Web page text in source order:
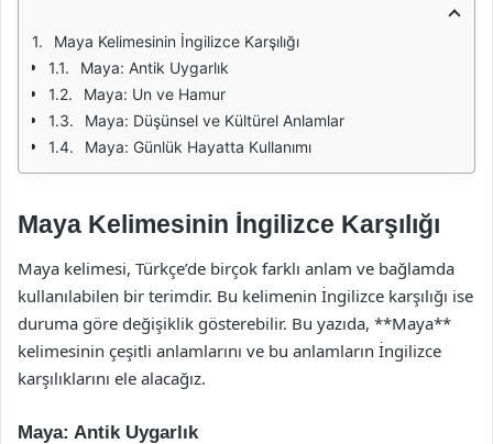
Maya Kelimesinin İngilizce Karşılığı
Maya: Antik Uygarlık
Maya: Un ve Hamur
Maya: Düşünsel ve Kültürel Anlamlar
Maya: Günlük Hayatta Kullanımı
Maya Kelimesinin İngilizce Karşılığı
Maya kelimesi, Türkçe’de birçok farklı anlam ve bağlamda
kullanılabilen bir terimdir. Bu kelimenin İngilizce karşılığı ise
duruma göre değişiklik gösterebilir. Bu yazıda, **Maya**
kelimesinin çeşitli anlamlarını ve bu anlamların İngilizce
karşılıklarını ele alacağız.
Maya: Antik Uygarlık